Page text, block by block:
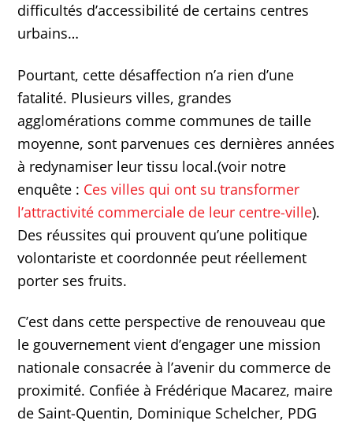
difficultés d’accessibilité de certains centres
urbains…
Pourtant, cette désaffection n’a rien d’une
fatalité. Plusieurs villes, grandes
agglomérations comme communes de taille
moyenne, sont parvenues ces dernières années
à redynamiser leur tissu local.(voir notre
enquête : Ces villes qui ont su transformer
l’attractivité commerciale de leur centre-ville).
Des réussites qui prouvent qu’une politique
volontariste et coordonnée peut réellement
porter ses fruits.
C’est dans cette perspective de renouveau que
le gouvernement vient d’engager une mission
nationale consacrée à l’avenir du commerce de
proximité. Confiée à Frédérique Macarez, maire
de Saint-Quentin, Dominique Schelcher, PDG